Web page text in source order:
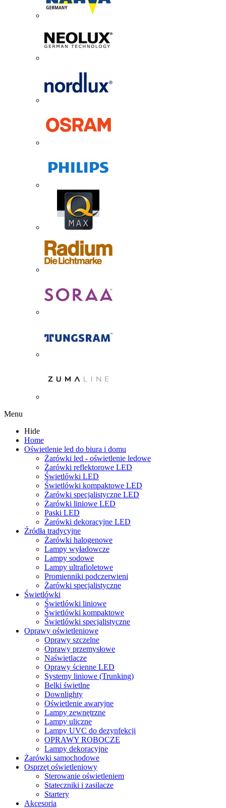
Menu
Hide
Home
Oświetlenie led do biura i domu
Żarówki led - oświetlenie ledowe
Żarówki reflektorowe LED
Świetlówki LED
Świetlówki kompaktowe LED
Żarówki specjalistyczne LED
Żarówki liniowe LED
Paski LED
Żarówki dekoracyjne LED
Źródła tradycyjne
Żarówki halogenowe
Lampy wyładowcze
Lampy sodowe
Lampy ultrafioletowe
Promienniki podczerwieni
Żarówki specjalistyczne
Świetlówki
Świetlówki liniowe
Świetlówki kompaktowe
Świetlówki specjalistyczne
Oprawy oświetleniowe
Oprawy szczelne
Oprawy przemysłowe
Naświetlacze
Oprawy ścienne LED
Systemy liniowe (Trunking)
Belki świetlne
Downlighty
Oświetlenie awaryjne
Lampy zewnętrzne
Lampy uliczne
Lampy UVC do dezynfekcji
OPRAWY ROBOCZE
Lampy dekoracyjne
Żarówki samochodowe
Osprzęt oświetleniowy
Sterowanie oświetleniem
Stateczniki i zasilacze
Startery
Akcesoria